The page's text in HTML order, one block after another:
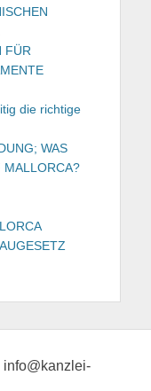
FÜR
die richtige
WAS
MALLORCA?
info@kanzlei-